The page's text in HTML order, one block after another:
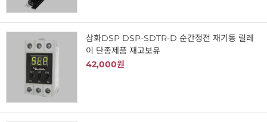
삼화DSP DSP-SDTR-D 순간정전 재기동 릴레
이 단종제품 재고보유
42,000원